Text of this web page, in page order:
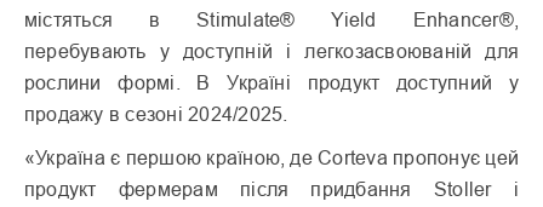
містяться в Stimulate® Yield Enhancer®,
перебувають у доступній і легкозасвоюваній для
рослини формі. В Україні продукт доступний у
продажу в сезоні 2024/2025.
«Україна є першою країною, де Corteva пропонує цей
продукт фермерам після придбання Stoller і